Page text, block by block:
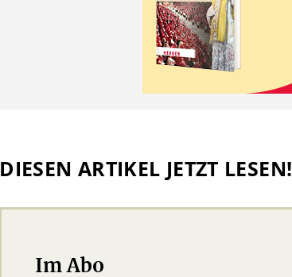
DIESEN ARTIKEL JETZT LESEN!
Im Abo